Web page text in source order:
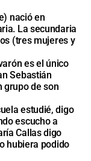
nació en
La secundaria
(tres mujeres y
es el único
Sebastián
grupo de son
estudié, digo
escucho a
Callas digo
hubiera podido